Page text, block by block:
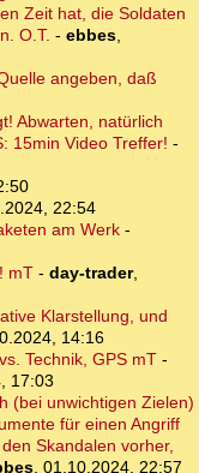
Zeit hat, die Soldaten
O.T. - ebbes,
angeben, daß
Abwarten, natürlich
15min Video Treffer! -
22:54
am Werk-
mT- day-trader,
Klarstellung, und
14:16
Technik, GPS mT-
17:03
(bei unwichtigen Zielen)
für einen Angriff
Skandalen vorher,
, 01.10.2024, 22:57